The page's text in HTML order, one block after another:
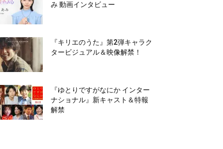
み 動画インタビュー
『キリエのうた』第2弾キャラク
タービジュアル＆映像解禁！
『ゆとりですがなにか インター
ナショナル』新キャスト＆特報
解禁